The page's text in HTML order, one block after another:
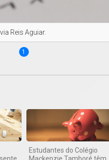
Reis Aguiar.
1
Estudantes do Colégio